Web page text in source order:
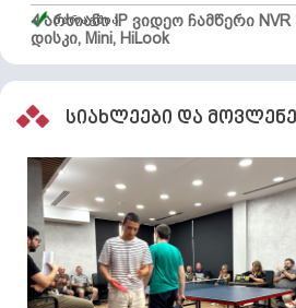
4 არხიანი IP ვიდეო ჩამწერი NVR
დისკი, Mini, HiLook
მარაგშია
სიახლეები და